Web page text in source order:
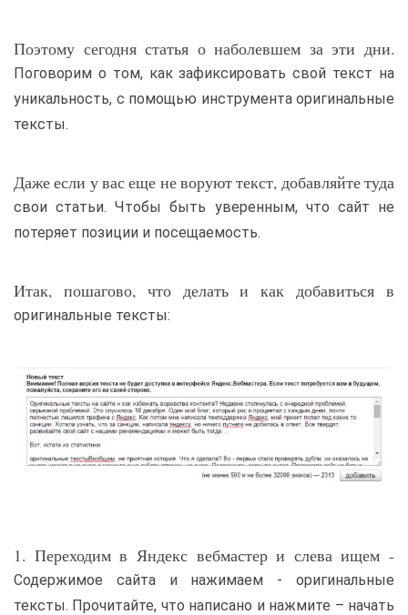
Поэтому сегодня статья о наболевшем за эти дни.
Поговорим о том, как зафиксировать свой текст на
уникальность, с помощью инструмента оригинальные
тексты.
Даже если у вас еще не воруют текст, добавляйте туда
свои статьи. Чтобы быть уверенным, что сайт не
потеряет позиции и посещаемость.
Итак, пошагово, что делать и как добавиться в
оригинальные тексты:
1. Переходим в Яндекс вебмастер и слева ищем -
Содержимое сайта и нажимаем - оригинальные
тексты. Прочитайте, что написано и нажмите – начать